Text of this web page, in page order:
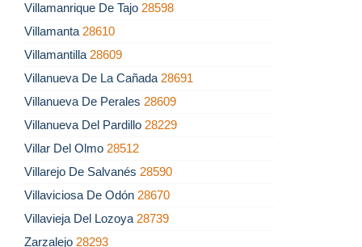
Villamanrique De Tajo 28598
Villamanta 28610
Villamantilla 28609
Villanueva De La Cañada 28691
Villanueva De Perales 28609
Villanueva Del Pardillo 28229
Villar Del Olmo 28512
Villarejo De Salvanés 28590
Villaviciosa De Odón 28670
Villavieja Del Lozoya 28739
Zarzalejo 28293